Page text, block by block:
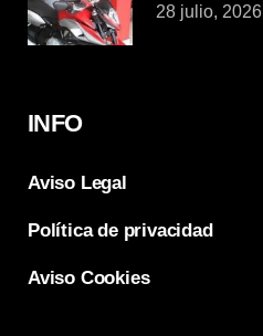
28 julio, 2026
INFO
Aviso Legal
Política de privacidad
Aviso Cookies